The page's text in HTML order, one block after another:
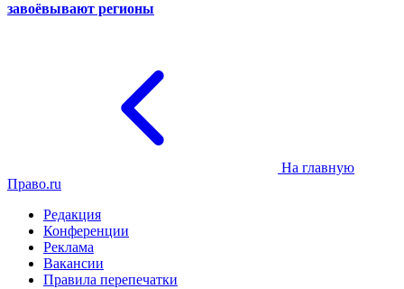
завоёвывают регионы
На главную
Право.ru
Редакция
Конференции
Реклама
Вакансии
Правила перепечатки